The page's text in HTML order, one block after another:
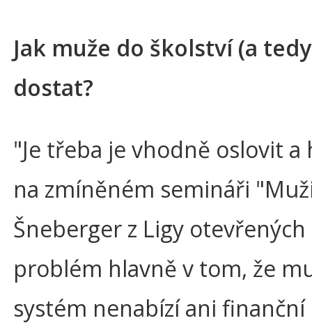
Jak muže do školství (a
dostat?
"Je třeba je vhodně oslovit
na zmíněném semináři
Šneberger z Ligy
problém hlavně v tom, že
systém nenabízí ani